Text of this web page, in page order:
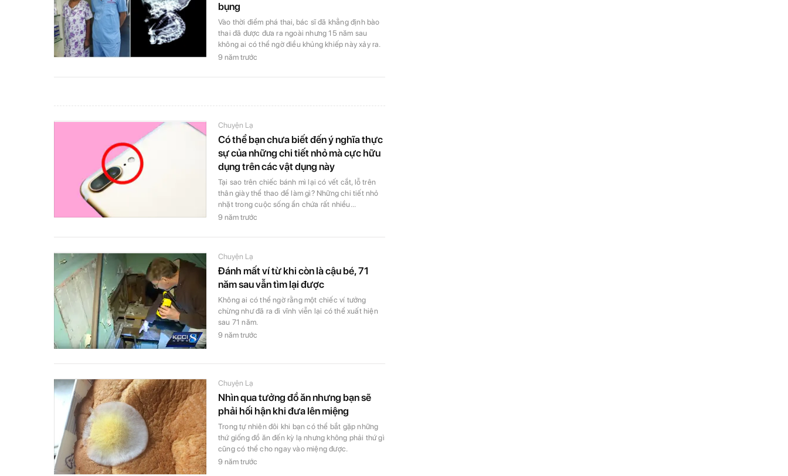
bụng
Vào thời điểm phá thai, bác sĩ đã khẳng định bào
thai đã được đưa ra ngoài nhưng 15 năm sau
không ai có thể ngờ điều khủng khiếp này xảy ra.
9 năm trước
Chuyện Lạ
Có thể bạn chưa biết đến ý nghĩa thực
sự của những chi tiết nhỏ mà cực hữu
dụng trên các vật dụng này
Tại sao trên chiếc bánh mì lại có vết cắt, lỗ trên
thân giày thể thao để làm gì? Những chi tiết nhỏ
nhặt trong cuộc sống ẩn chứa rất nhiều...
9 năm trước
Chuyện Lạ
Đánh mất ví từ khi còn là cậu bé, 71
năm sau vẫn tìm lại được
Không ai có thể ngờ rằng một chiếc ví tưởng
chừng như đã ra đi vĩnh viễn lại có thể xuất hiện
sau 71 năm.
9 năm trước
Chuyện Lạ
Nhìn qua tưởng đồ ăn nhưng bạn sẽ
phải hối hận khi đưa lên miệng
Trong tự nhiên đôi khi bạn có thể bắt gặp những
thứ giống đồ ăn đến kỳ lạ nhưng không phải thứ gì
cũng có thể cho ngay vào miệng được.
9 năm trước